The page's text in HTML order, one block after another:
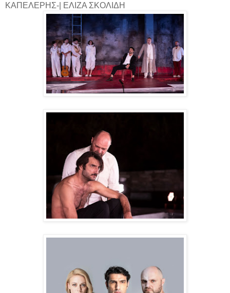
ΚΑΠΕΛΕΡΗΣ-| ΕΛΙΖΑ ΣΚΟΛΙΔΗ